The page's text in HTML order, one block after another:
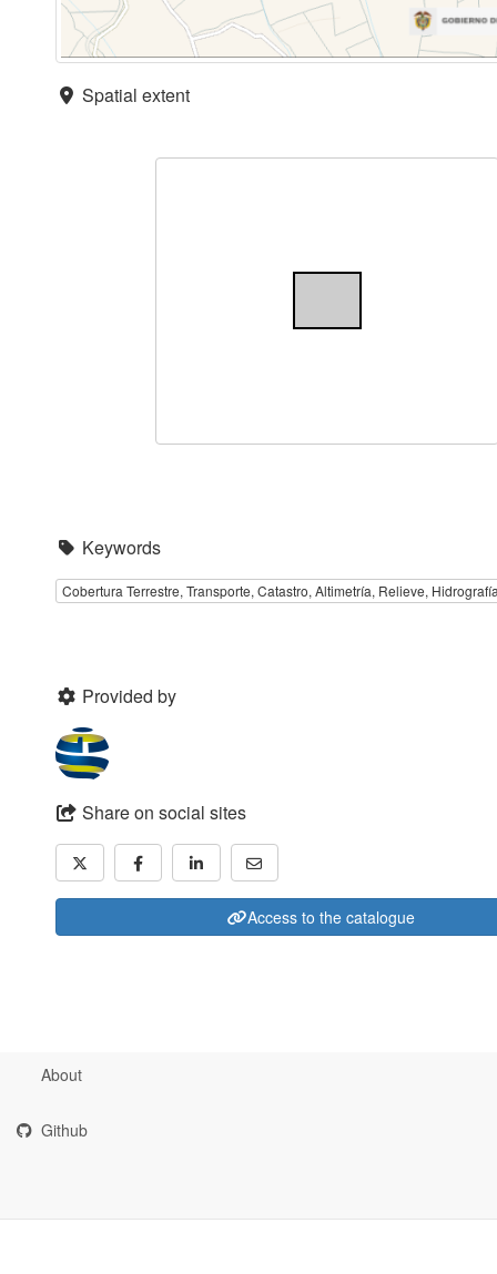
Spatial extent
Keywords
Cobertura Terrestre, Transporte, Catastro, Altimetría, Relieve,
Provided by
Share on social sites
Access to the catalogue
About
Github